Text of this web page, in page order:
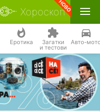
Хороскоп
Еротика Загатки
и тестови
Авто-